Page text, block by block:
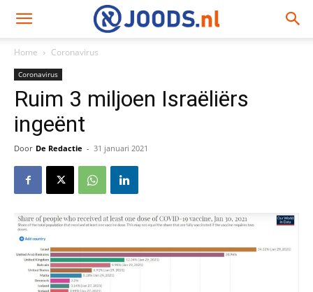
Home Coronavirus
Coronavirus
Ruim 3 miljoen Israëliërs
ingeënt
Door De Redactie - 31 januari 2021